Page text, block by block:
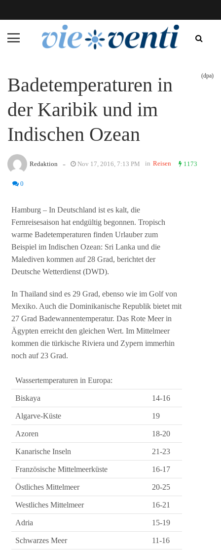
Badetemperaturen in
der Karibik und im
Indischen Ozean
(dpa)
Redaktion - Nov 17, 2016, 7:13 PM in Reisen 1173
0
Hamburg – In Deutschland ist es kalt, die
Fernreisesaison hat endgültig begonnen. Tropisch
warme Badetemperaturen finden Urlauber zum
Beispiel im Indischen Ozean: Sri Lanka und die
Malediven kommen auf 28 Grad, berichtet der
Deutsche Wetterdienst (DWD).
In Thailand sind es 29 Grad, ebenso wie im Golf von
Mexiko. Auch die Dominikanische Republik bietet mit
27 Grad Badewannentemperatur. Das Rote Meer in
Ägypten erreicht den gleichen Wert. Im Mittelmeer
kommen die türkische Riviera und Zypern immerhin
noch auf 23 Grad.
Wassertemperaturen in Europa:
Biskaya 14-16
Algarve-Küste 19
Azoren 18-20
Kanarische Inseln 21-23
Französische Mittelmeerküste 16-17
Östliches Mittelmeer 20-25
Westliches Mittelmeer 16-21
Adria 15-19
Schwarzes Meer 11-16